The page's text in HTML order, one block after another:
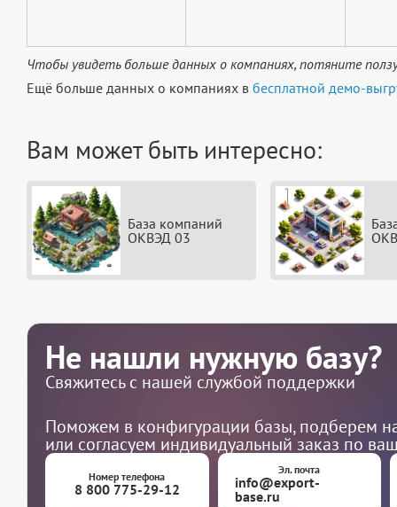
Чтобы увидеть больше данных о компаниях, потяните
Ещё больше данных о компаниях в бесплатной демо-
Вам может быть интересно:
База компаний
ОКВЭД 03
Не нашли нужную базу?
Свяжитесь с нашей службой поддержки
Поможем в конфигурации базы, подберем
или согласуем индивидуальный заказ по
Номер телефона
8 800 775-29-12
Эл. почта
info@export-
base.ru